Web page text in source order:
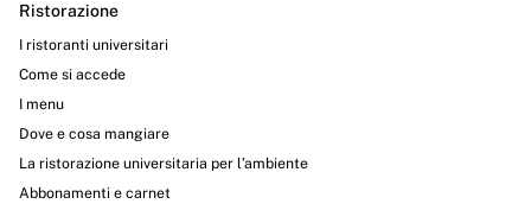
Ristorazione
I ristoranti universitari
Come si accede
I menu
Dove e cosa mangiare
La ristorazione universitaria per l’ambiente
Abbonamenti e carnet